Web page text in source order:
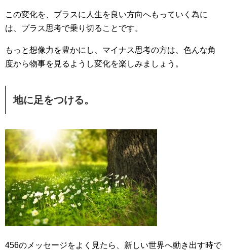
この変化を、プラスに人生を良い方向へもっていく為に
は、プラス思考で乗り切ることです。
もっと想像力を豊かにし、マイナス思考の方は、色んな角
度から物事を見るようし変化を楽しみましょう。
地に足をつける。
456のメッセージをよく見たら、新しい世界へ動き出す時で